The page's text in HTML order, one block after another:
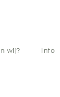
wij?
Info